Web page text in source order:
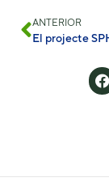
ANTERIOR